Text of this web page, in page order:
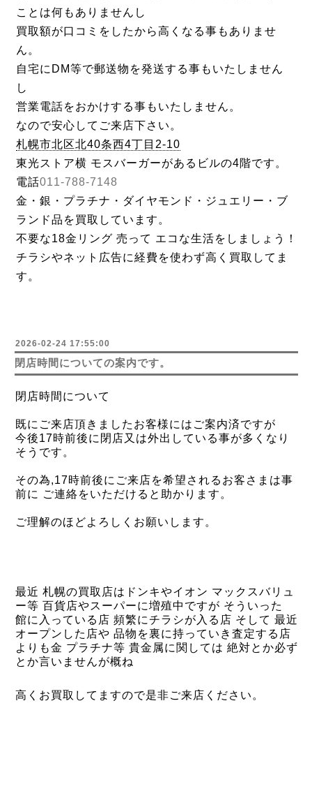
ことは何もありませんし
買取額が口コミをしたから高くなる事もありませ
ん。
自宅にDM等で郵送物を発送する事もいたしません
し
営業電話をおかけする事もいたしません。
なので安心してご来店下さい。
札幌市北区北40条西4丁目2-10
東光ストア横 モスバーガーがあるビルの4階です。
電話011-788-7148
金・銀・プラチナ・ダイヤモンド・ジュエリー・ブ
ランド品を買取しています。
不要な18金リング 売って エコな生活をしましょう！
チラシやネット広告に経費を使わず高く買取してま
す。
2026-02-24 17:55:00
閉店時間についての案内です。
閉店時間について
既にご来店頂きましたお客様にはご案内済ですが
今後17時前後に閉店又は外出している事が多くなり
そうです。
その為,17時前後にご来店を希望される お客さまは事
前に ご連絡をいただけると助かります。
ご理解のほどよろしくお願いします。
最近 札幌の買取店はドンキやイオン マックスバリュ
ー等 百貨店やスーパーに増殖中ですが そういった
館に入っている店 頻繁にチラシが入る店 そして 最近
オープンした店や 品物を裏に持っていき査定する店
よりも金 プラチナ等 貴金属に関しては 絶対とか必ず
とか言いませんが概ね
高くお買取してますので是非ご来店ください。